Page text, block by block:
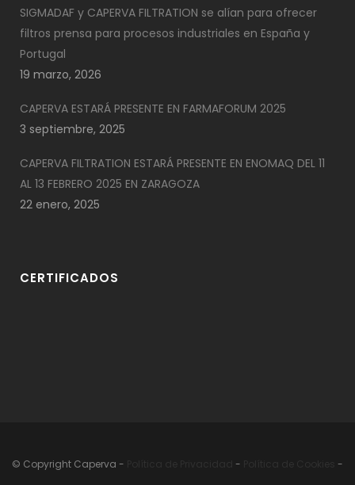
SIGMADAF y CAPERVA FILTRATION se alían para ofrecer
filtros prensa para procesos industriales en España y
Portugal
19 marzo, 2026
CAPERVA ESTARÁ PRESENTE EN FARMAFORUM 2025
3 septiembre, 2025
CAPERVA FILTRATION ESTARÁ PRESENTE EN ENOMAQ DEL 11
AL 13 FEBRERO 2025 EN ZARAGOZA
22 enero, 2025
CERTIFICADOS
© Copyright Caperva - - -